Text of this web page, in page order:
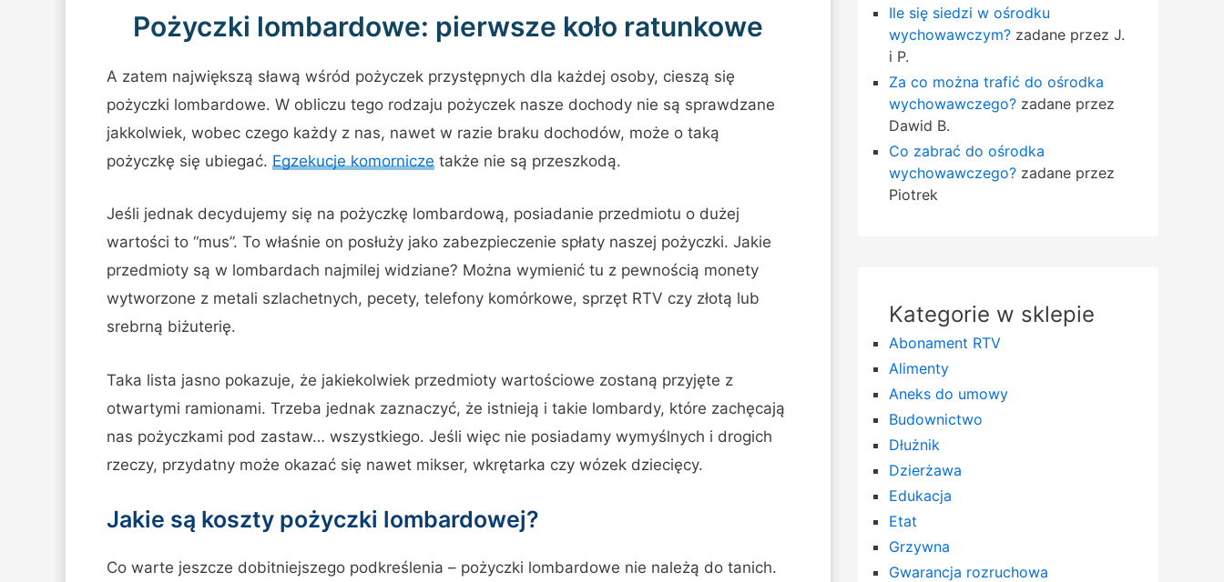
Pożyczki lombardowe: pierwsze koło ratunkowe
A zatem największą sławą wśród pożyczek przystępnych dla każdej osoby, cieszą się
pożyczki lombardowe. W obliczu tego rodzaju pożyczek nasze dochody nie są sprawdzane
jakkolwiek, wobec czego każdy z nas, nawet w razie braku dochodów, może o taką
pożyczkę się ubiegać.Egzekucje komornicze także nie są przeszkodą.
Jeśli jednak decydujemy się na pożyczkę lombardową, posiadanie przedmiotu o dużej
wartości to “mus”. To właśnie on posłuży jako zabezpieczenie spłaty naszej pożyczki. Jakie
przedmioty są w lombardach najmilej widziane? Można wymienić tu z pewnością monety
wytworzone z metali szlachetnych, pecety, telefony komórkowe, sprzęt RTV czy złotą lub
srebrną biżuterię.
Taka lista jasno pokazuje, że jakiekolwiek przedmioty wartościowe zostaną przyjęte z
otwartymi ramionami. Trzeba jednak zaznaczyć, że istnieją i takie lombardy, które zachęcają
nas pożyczkami pod zastaw… wszystkiego. Jeśli więc nie posiadamy wymyślnych i drogich
rzeczy, przydatny może okazać się nawet mikser, wkrętarka czy wózek dziecięcy.
Jakie są koszty pożyczki lombardowej?
Co warte jeszcze dobitniejszego podkreślenia – pożyczki lombardowe nie należą do tanich.
Ile się siedzi w ośrodku
wychowawczym? zadane przez J.
i P.
Za co można trafić do ośrodka
wychowawczego? zadane przez
Dawid B.
Co zabrać do ośrodka
wychowawczego? zadane przez
Piotrek
Kategorie w sklepie
Abonament RTV
Alimenty
Aneks do umowy
Budownictwo
Dłużnik
Dzierżawa
Edukacja
Etat
Grzywna
Gwarancja rozruchowa